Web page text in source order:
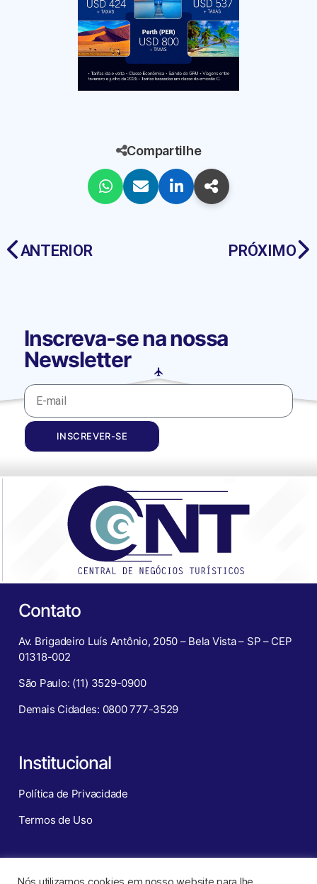
Compartilhe
ANTERIOR PRÓXIMO
Inscreva-se na nossa
Newsletter
INSCREVER-SE
Contato
Av. Brigadeiro Luís Antônio, 2050 – Bela Vista – SP – CEP
01318-002
São Paulo: (11) 3529-0900
Demais Cidades: 0800 777-3529
Institucional
Política de Privacidade
Termos de Uso
Redes Sociais